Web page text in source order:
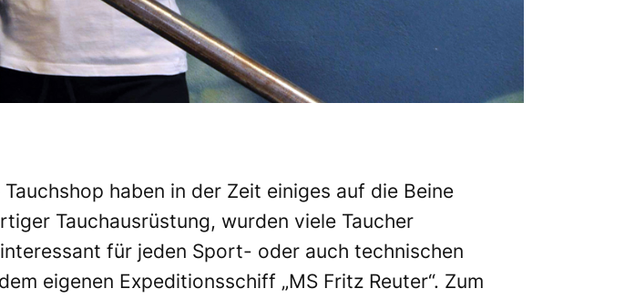
haben in der Zeit einiges auf die Beine
Tauchausrüstung, wurden viele Taucher
für jeden Sport- oder auch technischen
eigenen Expeditionsschiff „MS Fritz Reuter“. Zum